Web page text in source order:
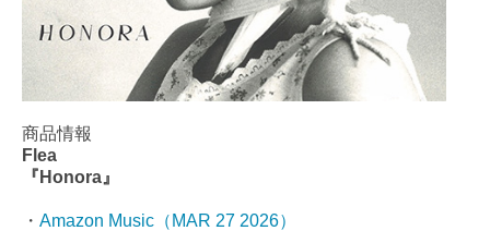
商品情報
Flea
『Honora』
・ Amazon Music（MAR 27 2026）